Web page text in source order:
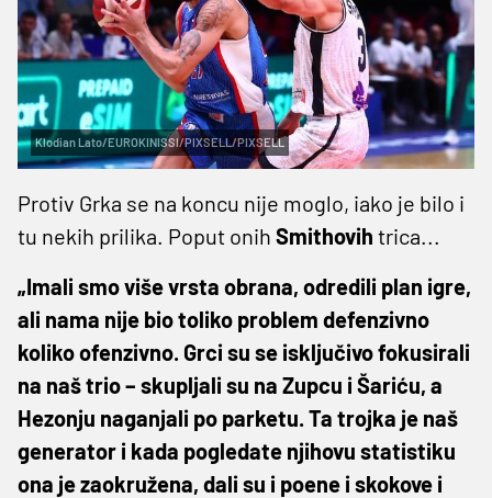
Klodian Lato/EUROKINISSI/PIXSELL/PIXSELL
Protiv Grka se na koncu nije moglo, iako je bilo i
tu nekih prilika. Poput onih Smithovih trica...
„Imali smo više vrsta obrana, odredili plan igre,
ali nama nije bio toliko problem defenzivno
koliko ofenzivno. Grci su se isključivo fokusirali
na naš trio – skupljali su na Zupcu i Šariću, a
Hezonju naganjali po parketu. Ta trojka je naš
generator i kada pogledate njihovu statistiku
ona je zaokružena, dali su i poene i skokove i